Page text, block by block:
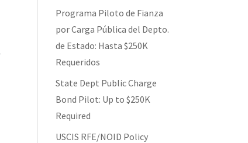
Programa Piloto de Fianza
por Carga Pública del Depto.
de Estado: Hasta $250K
Requeridos
State Dept Public Charge
Bond Pilot: Up to $250K
Required
USCIS RFE/NOID Policy